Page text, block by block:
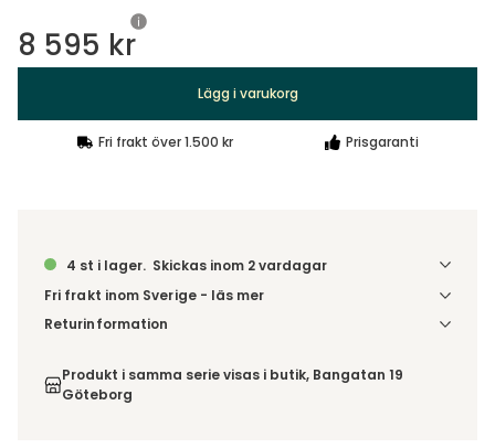
8 595 kr
Lägg i varukorg
Fri frakt över 1.500 kr Prisgaranti
4 st i lager. Skickas inom 2 vardagar
Fri frakt inom Sverige - läs mer
Denna vara skickas till din port/tomtgräns. Innan leverans
ordern tillsammans.
Returinformation
order, enligt distansavtalslagen.
Produkt i samma serie visas i butik, Bangatan 19
Göteborg